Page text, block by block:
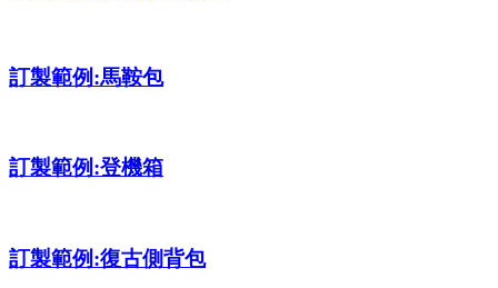
訂製範例:馬鞍包
訂製範例:登機箱
訂製範例:復古側背包